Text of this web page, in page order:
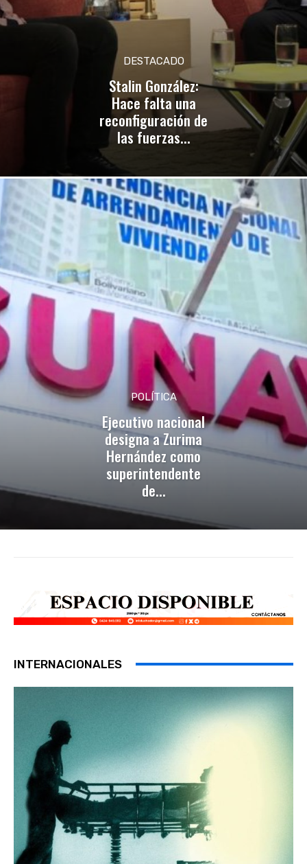
DESTACADO
Stalin González:
Hace falta una
reconfiguración de
las fuerzas...
POLÍTICA
Ejecutivo nacional
designa a Zurima
Hernández como
superintendente
de...
INTERNACIONALES